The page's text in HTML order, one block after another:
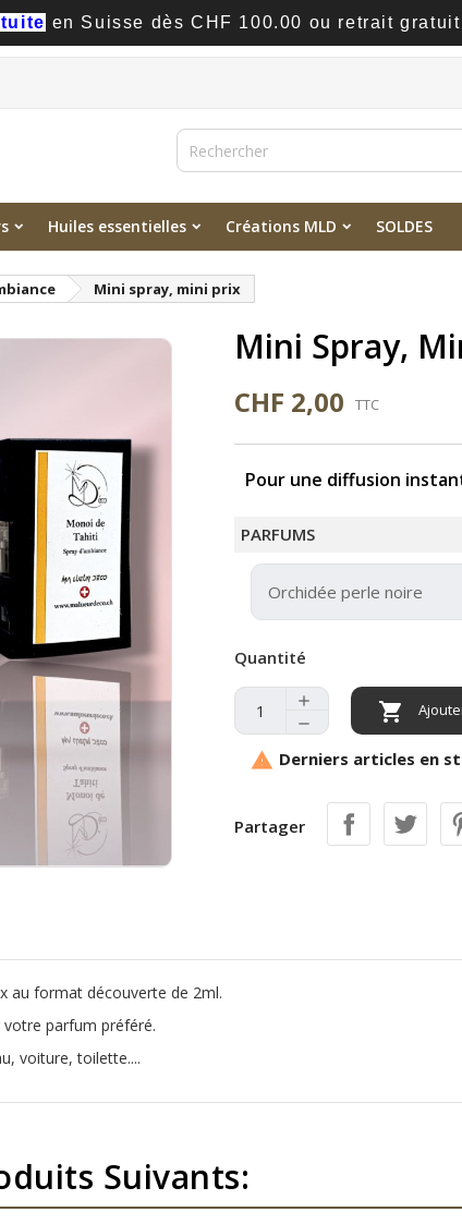
en Suisse dès CHF 100.00 ou retrait gratuit
Huiles essentielles Créations MLD SOLDES
Mini spray, mini prix
Mini Spray,
CHF 2,00 TTC
Pour une diffusion
PARFUMS
Quantité

 Derniers articles en
Partager
au format découverte de 2ml.
parfum préféré.
voiture, toilette....
Suivants: